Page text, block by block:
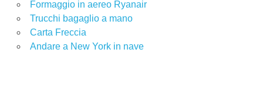
Formaggio in aereo Ryanair
Trucchi bagaglio a mano
Carta Freccia
Andare a New York in nave